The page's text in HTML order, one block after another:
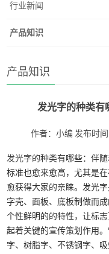
行业新闻
产品知识
产品知识
发光字的种类有
作者：小编 发布时
发光字的种类有哪些：伴
标准也愈来愈高，尤其是
愈获得大家的亲睐。发光
字壳、面板、底板制做而
个性鲜明的的特性，让标
起着关键的宣传策划作用
字、树脂字、不锈钢字、